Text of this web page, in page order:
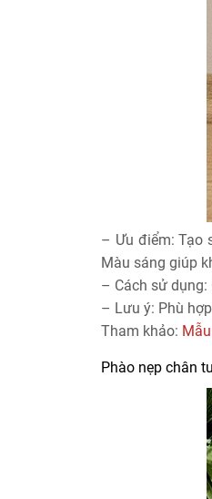
– Ưu điểm: Tạo
Màu sáng giúp
– Cách sử dụng:
– Lưu ý: Phù
Tham khảo:
Phào nẹp chân